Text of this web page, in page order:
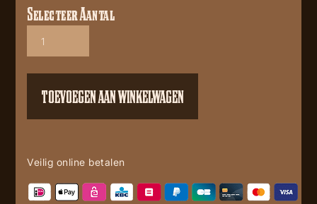
Rodeo
cardigan
Selecteer Aantal
TOEVOEGEN AAN WINKELWAGEN
Veilig online betalen